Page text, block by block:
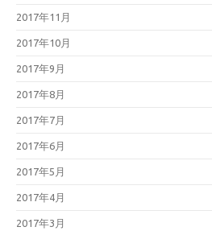
2017年11月
2017年10月
2017年9月
2017年8月
2017年7月
2017年6月
2017年5月
2017年4月
2017年3月